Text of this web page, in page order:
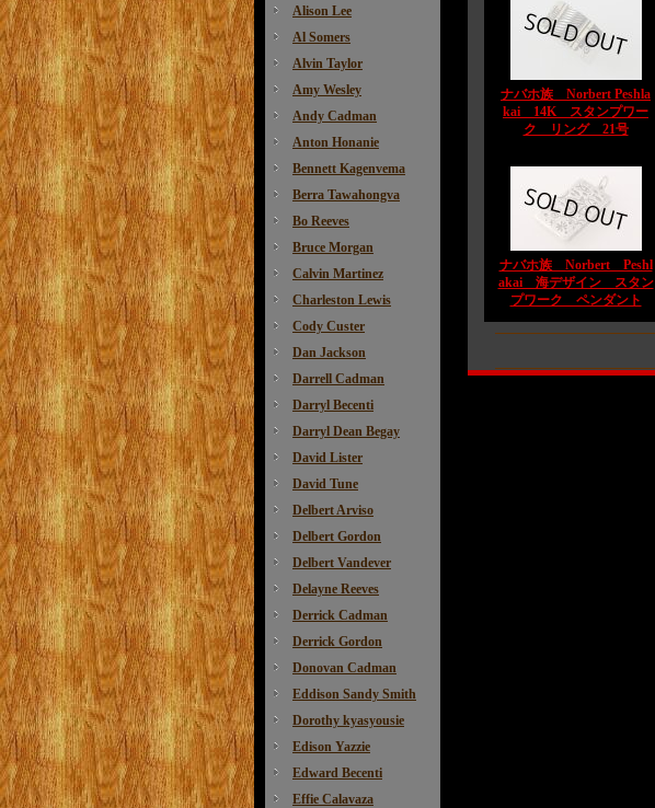
Alison Lee
Al Somers
Alvin Taylor
Amy Wesley
Andy Cadman
Anton Honanie
Bennett Kagenvema
Berra Tawahongva
Bo Reeves
Bruce Morgan
Calvin Martinez
Charleston Lewis
Cody Custer
Dan Jackson
Darrell Cadman
Darryl Becenti
Darryl Dean Begay
David Lister
David Tune
Delbert Arviso
Delbert Gordon
Delbert Vandever
Delayne Reeves
Derrick Cadman
Derrick Gordon
Donovan Cadman
Eddison Sandy Smith
Dorothy kyasyousie
Edison Yazzie
Edward Becenti
Effie Calavaza
ナバホ族 Norbert Peshla
kai 14K スタンプワー
ク リング 21号
ナバホ族 Norbert Peshl
akai 海デザイン スタン
プワーク ペンダント